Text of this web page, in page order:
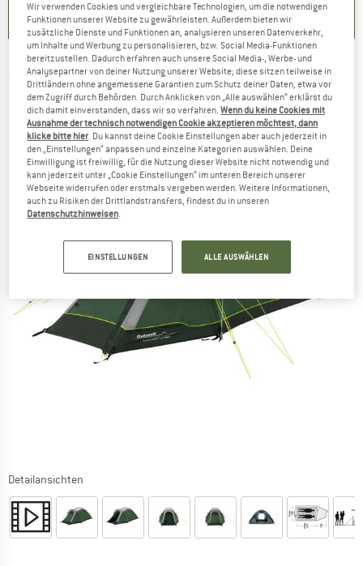
OUTWELL -Cloud 2 - 2-Personen Zelt
(0)
Detailansichten
Wir verwenden Cookies und vergleichbare Technologien, um die notwendigen
Funktionen unserer Website zu gewährleisten. Außerdem bieten wir
zusätzliche Dienste und Funktionen an, analysieren unseren Datenverkehr,
um Inhalte und Werbung zu personalisieren, bzw. Social Media-Funktionen
bereitzustellen. Dadurch erfahren auch unsere Social Media-, Werbe- und
Analysepartner von deiner Nutzung unserer Website; diese sitzen teilweise in
Drittländern ohne angemessene Garantien zum Schutz deiner Daten, etwa vor
dem Zugriff durch Behörden. Durch Anklicken von „Alle auswählen“ erklärst du
dich damit einverstanden, dass wir so verfahren.Wenn du keine Cookies mit
Ausnahme der technisch notwendigen Cookie akzeptieren möchtest, dann
klicke bitte hier. Du kannst deine Cookie Einstellungen aber auch jederzeit in
den „Einstellungen“ anpassen und einzelne Kategorien auswählen. Deine
Einwilligung ist freiwillig, für die Nutzung dieser Website nicht notwendig und
kann jederzeit unter „Cookie Einstellungen“ im unteren Bereich unserer
Webseite widerrufen oder erstmals vergeben werden. Weitere Informationen,
auch zu Risiken der Drittlandstransfers, findest du in unseren
Datenschutzhinweisen.
EINSTELLUNGEN ALLE AUSWÄHLEN